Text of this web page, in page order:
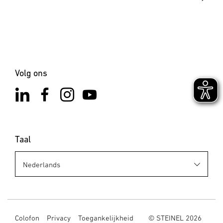
Volg ons
Taal
Colofon Privacy Toegankelijkheid © STEINEL 2026